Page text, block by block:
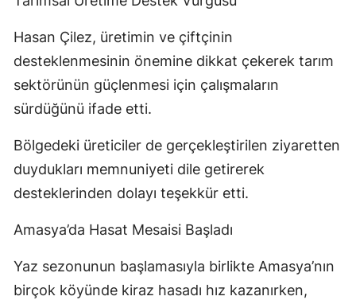
Hasan Çilez, üretimin ve çiftçinin
desteklenmesinin önemine dikkat çekerek tarım
sektörünün güçlenmesi için çalışmaların
sürdüğünü ifade etti.
Bölgedeki üreticiler de gerçekleştirilen ziyaretten
duydukları memnuniyeti dile getirerek
desteklerinden dolayı teşekkür etti.
Amasya’da Hasat Mesaisi Başladı
Yaz sezonunun başlamasıyla birlikte Amasya’nın
birçok köyünde kiraz hasadı hız kazanırken,